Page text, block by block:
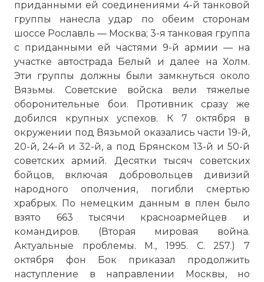
приданными ей соединениями 4-й танковой
группы нанесла удар по обеим сторонам
шоссе Рославль — Москва; 3-я танковая группа
с приданными ей частями 9-й армии — на
участке автострада Белый и далее на Холм.
Эти группы должны были замкнуться около
Вязьмы. Советские войска вели тяжелые
оборонительные бои. Противник сразу же
добился крупных успехов. К 7 октября в
окружении под Вязьмой оказались части 19-й,
20-й, 24-й и 32-й, а под Брянском 13-й и 50-й
советских армий. Десятки тысяч советских
бойцов, включая добровольцев дивизий
народного ополчения, погибли смертью
храбрых. По немецким данным в плен было
взято 663 тысячи красноармейцев и
командиров. (Вторая мировая война.
Актуальные проблемы. М., 1995. С. 257.) 7
октября фон Бок приказал продолжить
наступление в направлении Москвы, но